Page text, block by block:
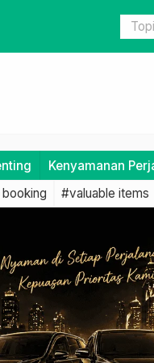
Tips
Jadwal
Kenyamanan
#valuable items